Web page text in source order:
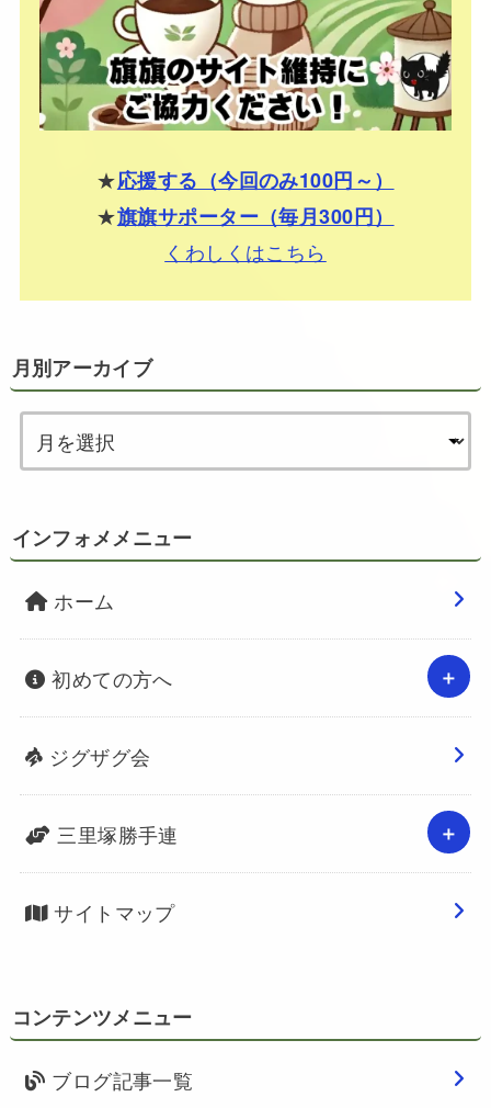
★応援する（今回のみ100円～）
★旗旗サポーター（毎月300円）
くわしくはこちら
月別アーカイブ
インフォメメニュー
ホーム
初めての方へ
ジグザグ会
三里塚勝手連
サイトマップ
コンテンツメニュー
ブログ記事一覧